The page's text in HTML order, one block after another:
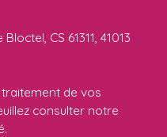
CS 61311, 41013
de vos
consulter notre
.